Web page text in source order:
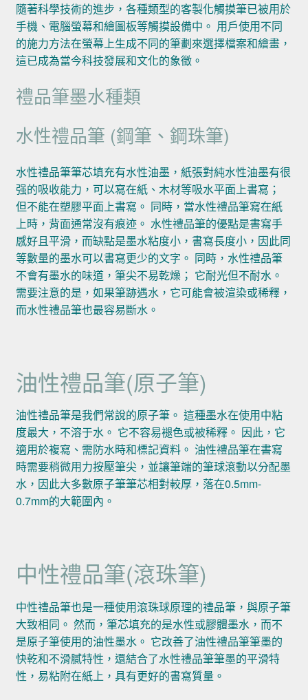
隨著科學技術的進步，各種類型的客製化觸摸筆已被用於
手機、電腦螢幕和繪圖板等觸摸設備中。 用戶使用不同
的施力方法在螢幕上生成不同的筆劃來選擇檔案和繪畫，
這已成為當今科技發展和文化的象徵。
禮品筆墨水種類
水性禮品筆 (鋼筆、鋼珠筆)
水性禮品筆筆芯填充有水性油墨，紙張對純水性油墨有很
强的吸收能力，可以寫在紙、木材等吸水平面上書寫；
但不能在塑膠平面上書寫。 同時，當水性禮品筆寫在紙
上時，背面通常沒有痕迹。 水性禮品筆的優點是書寫手
感好且平滑，而缺點是墨水粘度小，書寫長度小，因此同
等數量的墨水可以書寫更少的文字。 同時，水性禮品筆
不會有墨水的味道，筆尖不易乾燥； 它耐光但不耐水。
需要注意的是，如果筆跡遇水，它可能會被渲染或稀釋，
而水性禮品筆也最容易斷水。
油性禮品筆(原子筆)
油性禮品筆是我們常說的原子筆。 這種墨水在使用中粘
度最大，不溶于水。 它不容易褪色或被稀釋。 因此，它
適用於複寫、需防水時和標記資料。 油性禮品筆在書寫
時需要稍微用力按壓筆尖，並讓筆端的筆球滾動以分配墨
水，因此大多數原子筆筆芯相對較厚，落在0.5mm-
0.7mm的大範圍內。
中性禮品筆(滾珠筆)
中性禮品筆也是一種使用滾珠球原理的禮品筆，與原子筆
大致相同。 然而，筆芯填充的是水性或膠體墨水，而不
是原子筆使用的油性墨水。 它改善了油性禮品筆筆墨的
快乾和不滑膩特性，還結合了水性禮品筆筆墨的平滑特
性，易粘附在紙上，具有更好的書寫質量。